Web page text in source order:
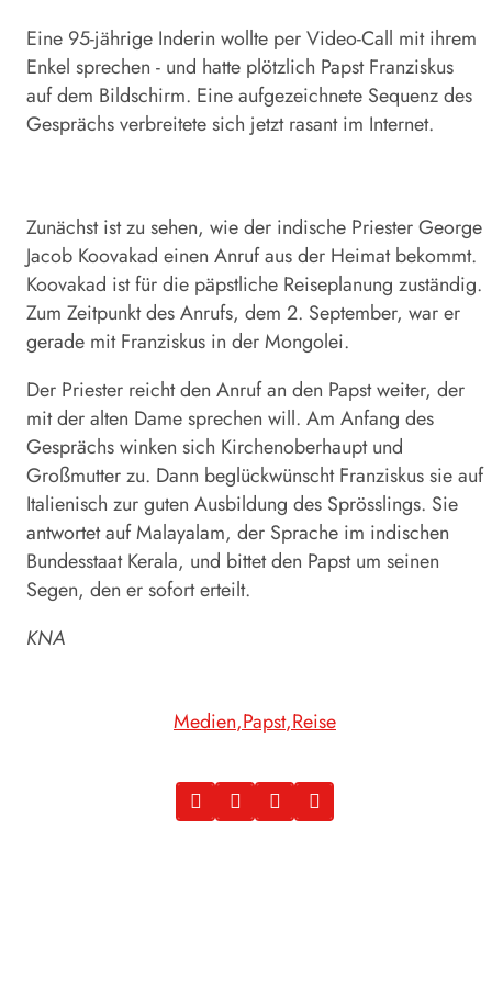
Eine 95-jährige Inderin wollte per Video-Call mit ihrem
Enkel sprechen - und hatte plötzlich Papst Franziskus
auf dem Bildschirm. Eine aufgezeichnete Sequenz des
Gesprächs verbreitete sich jetzt rasant im Internet.
Zunächst ist zu sehen, wie der indische Priester George
Jacob Koovakad einen Anruf aus der Heimat bekommt.
Koovakad ist für die päpstliche Reiseplanung zuständig.
Zum Zeitpunkt des Anrufs, dem 2. September, war er
gerade mit Franziskus in der Mongolei.
Der Priester reicht den Anruf an den Papst weiter, der
mit der alten Dame sprechen will. Am Anfang des
Gesprächs winken sich Kirchenoberhaupt und
Großmutter zu. Dann beglückwünscht Franziskus sie auf
Italienisch zur guten Ausbildung des Sprösslings. Sie
antwortet auf Malayalam, der Sprache im indischen
Bundesstaat Kerala, und bittet den Papst um seinen
Segen, den er sofort erteilt.
KNA
Medien Papst Reise